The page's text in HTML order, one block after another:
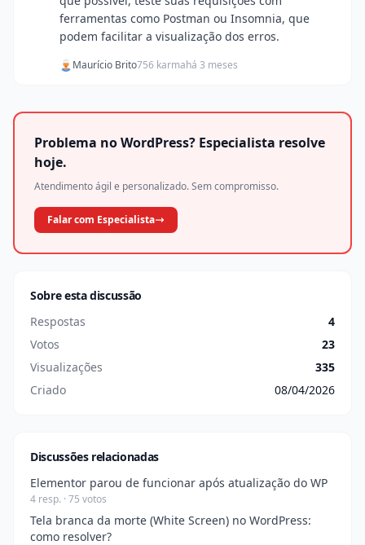
ferramentas como Postman ou Insomnia, que
podem facilitar a visualização dos erros.
Maurício Brito756 karmahá 3 meses
Problema no WordPress? Especialista resolve
hoje.
Atendimento ágil e personalizado. Sem compromisso.
Falar com Especialista
Sobre esta discussão
Respostas
4
Votos
23
Visualizações
335
Criado
08/04/2026
Discussões relacionadas
Elementor parou de funcionar após atualização do WP
4 resp. · 75 votos
Tela branca da morte (White Screen) no WordPress:
como resolver?